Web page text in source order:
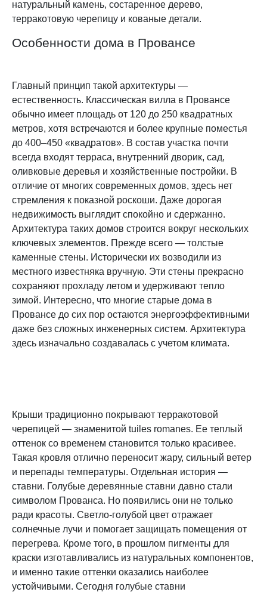
натуральный камень, состаренное дерево,
терракотовую черепицу и кованые детали.
Особенности дома в Провансе
Главный принцип такой архитектуры —
естественность. Классическая вилла в Провансе
обычно имеет площадь от 120 до 250 квадратных
метров, хотя встречаются и более крупные поместья
до 400–450 «квадратов». В состав участка почти
всегда входят терраса, внутренний дворик, сад,
оливковые деревья и хозяйственные постройки. В
отличие от многих современных домов, здесь нет
стремления к показной роскоши. Даже дорогая
недвижимость выглядит спокойно и сдержанно.
Архитектура таких домов строится вокруг нескольких
ключевых элементов. Прежде всего — толстые
каменные стены. Исторически их возводили из
местного известняка вручную. Эти стены прекрасно
сохраняют прохладу летом и удерживают тепло
зимой. Интересно, что многие старые дома в
Провансе до сих пор остаются энергоэффективными
даже без сложных инженерных систем. Архитектура
здесь изначально создавалась с учетом климата.
Крыши традиционно покрывают терракотовой
черепицей — знаменитой tuiles romanes. Ее теплый
оттенок со временем становится только красивее.
Такая кровля отлично переносит жару, сильный ветер
и перепады температуры. Отдельная история —
ставни. Голубые деревянные ставни давно стали
символом Прованса. Но появились они не только
ради красоты. Светло-голубой цвет отражает
солнечные лучи и помогает защищать помещения от
перегрева. Кроме того, в прошлом пигменты для
краски изготавливались из натуральных компонентов,
и именно такие оттенки оказались наиболее
устойчивыми. Сегодня голубые ставни